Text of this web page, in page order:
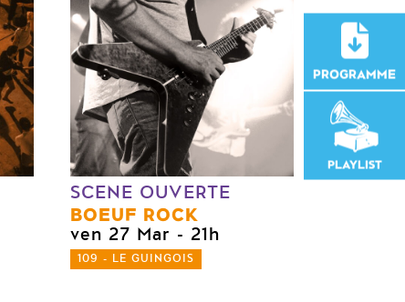
SCENE OUVERTE
BOEUF ROCK
ven 27 Mar - 21h
109 - LE GUINGOIS
PROGRAMME
PLAYLIST